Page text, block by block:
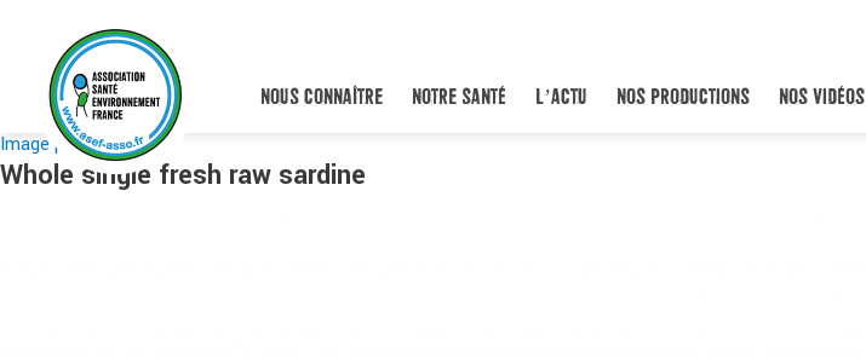
NOUS CONNAÎTRE NOTRE SANTÉ L’ACTU NOS PRODUCTIONS NOS VIDÉOS
Image précédente
Whole single fresh raw sardine